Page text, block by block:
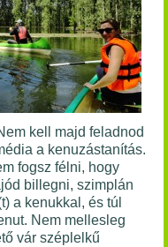
kell majd feladnod
a kenuzástanítás.
fogsz félni, hogy
billegni, szimplán
a kenukkal, és túl
Nem mellesleg
vár széplelkű